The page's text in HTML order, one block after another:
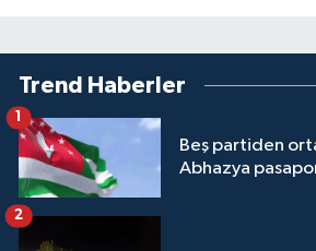
Trend Haberler
Beş partiden
Abhazya
1
2